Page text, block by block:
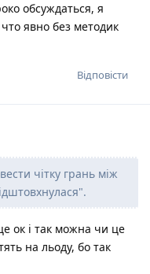
обсуждаться, я
явно без методик
Відповісти
чітку грань між
ок і так можна чи це
на льоду, бо так